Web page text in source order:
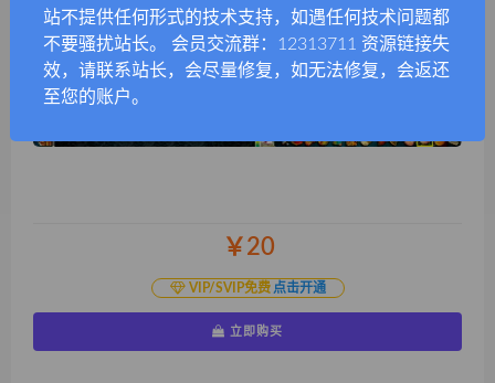
￥20
VIP/SVIP免费 点击开通
立即购买
站不提供任何形式的技术支持，如遇任何技术问题都
不要骚扰站长。 会员交流群：12313711 资源链接失
效，请联系站长，会尽量修复，如无法修复，会返还
至您的账户。